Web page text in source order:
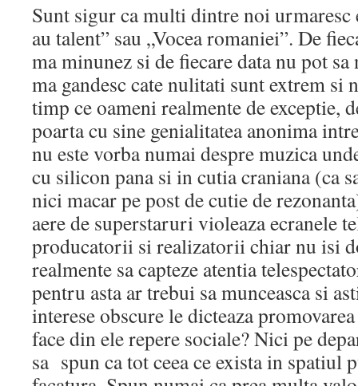
Sunt sigur ca multi dintre noi urmaresc
au talent” sau „Vocea romaniei”. De
ma minunez si de fiecare data nu pot sa
ma gandesc cate nulitati sunt extrem si
timp ce oameni realmente de exceptie,
poarta cu sine genialitatea anonima
nu este vorba numai despre muzica
cu silicon pana si in cutia craniana (ca
nici macar pe post de cutie de
aere de superstaruri violeaza ecranele
producatorii si realizatorii chiar nu isi
realmente sa capteze atentia
pentru asta ar trebui sa munceasca si
interese obscure le dicteaza
face din ele repere sociale? Nici pe
sa spun ca tot ceea ce exista in spatiul